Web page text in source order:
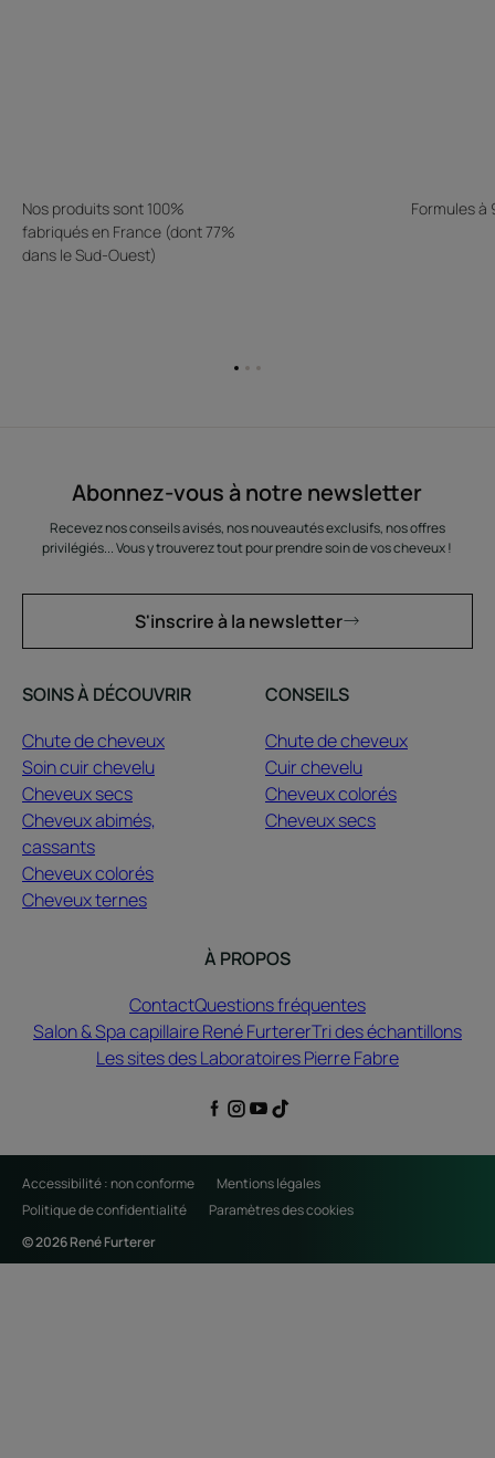
Nos produits sont 100%
fabriqués en France (dont 77%
dans le Sud-Ouest)
Formules à
AllerAllerAller
Abonnez-vous à notre newsletter
Recevez nos conseils avisés, nos nouveautés exclusifs, nos offres
privilégiés... Vous y trouverez tout pour prendre soin de vos cheveux !
S'inscrire à la newsletter
SOINS À DÉCOUVRIR
Chute de cheveux
Soin cuir chevelu
Cheveux secs
Cheveux abimés,
cassants
Cheveux colorés
Cheveux ternes
CONSEILS
Chute de cheveux
Cuir chevelu
Cheveux colorés
Cheveux secs
À PROPOS
ContactQuestions fréquentes
Salon & Spa capillaire René FurtererTri des échantillons
Les sites des Laboratoires Pierre Fabre
Accessibilité : non conforme
Mentions légales
Politique de confidentialité
Paramètres des cookies
© 2026 René Furterer